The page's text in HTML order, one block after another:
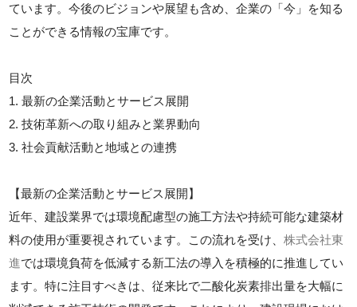
ています。今後のビジョンや展望も含め、企業の「今」を知る
ことができる情報の宝庫です。
目次
1. 最新の企業活動とサービス展開
2. 技術革新への取り組みと業界動向
3. 社会貢献活動と地域との連携
【最新の企業活動とサービス展開】
近年、建設業界では環境配慮型の施工方法や持続可能な建築材
料の使用が重要視されています。この流れを受け、株式会社東
進では環境負荷を低減する新工法の導入を積極的に推進してい
ます。特に注目すべきは、従来比で二酸化炭素排出量を大幅に